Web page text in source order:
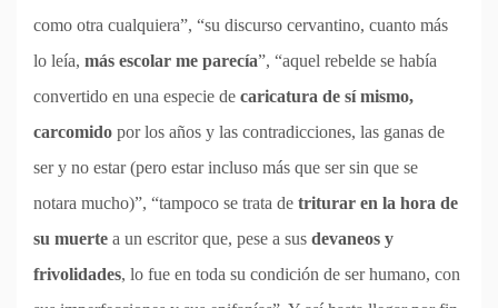
como otra cualquiera”, “su discurso cervantino, cuanto más
lo leía, más escolar me parecía”, “aquel rebelde se había
convertido en una especie de caricatura de sí mismo,
carcomido por los años y las contradicciones, las ganas de
ser y no estar (pero estar incluso más que ser sin que se
notara mucho)”, “tampoco se trata de triturar en la hora de
su muerte a un escritor que, pese a sus devaneos y
frivolidades, lo fue en toda su condición de ser humano, con